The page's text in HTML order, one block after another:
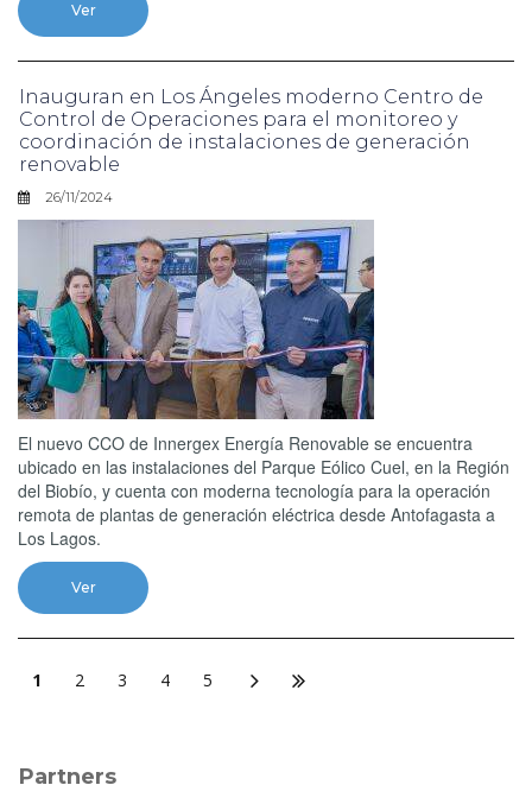
Ver
Inauguran en Los Ángeles moderno Centro de
Control de Operaciones para el monitoreo y
coordinación de instalaciones de generación
renovable
26/11/2024
El nuevo CCO de Innergex Energía Renovable se encuentra
ubicado en las instalaciones del Parque Eólico Cuel, en la Región
del Biobío, y cuenta con moderna tecnología para la operación
remota de plantas de generación eléctrica desde Antofagasta a
Los Lagos.
Ver
1 2 3 4 5
Partners